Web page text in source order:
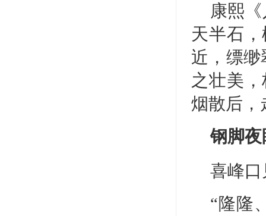
康熙
天半石
近，缥缈
之壮美
烟散后，
钢脚
喜峰
“隆隆